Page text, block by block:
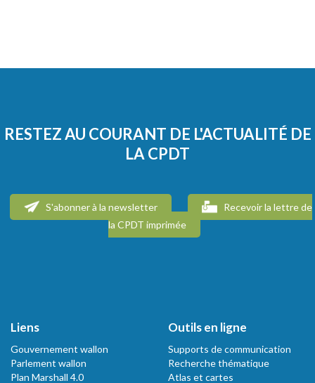
RESTEZ AU COURANT DE L'ACTUALITÉ DE
LA CPDT
S'abonner à la newsletter
Recevoir la lettre de
la CPDT imprimée
Liens
Gouvernement wallon
Parlement wallon
Plan Marshall 4.0
Outils en ligne
Supports de communication
Recherche thématique
Atlas et cartes